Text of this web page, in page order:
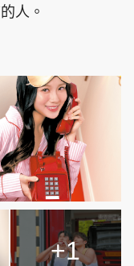
人。
+1